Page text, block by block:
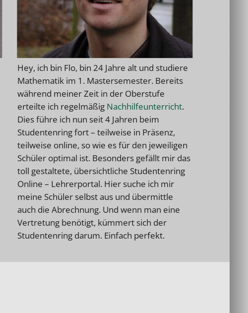
Hey, ich bin Flo, bin 24 Jahre alt und studiere
Mathematik im 1. Mastersemester. Bereits
während meiner Zeit in der Oberstufe
erteilte ich regelmäßig Nachhilfeunterricht.
Dies führe ich nun seit 4 Jahren beim
Studentenring fort – teilweise in Präsenz,
teilweise online, so wie es für den jeweiligen
Schüler optimal ist. Besonders gefällt mir das
toll gestaltete, übersichtliche Studentenring
Online – Lehrerportal. Hier suche ich mir
meine Schüler selbst aus und übermittle
auch die Abrechnung. Und wenn man eine
Vertretung benötigt, kümmert sich der
Studentenring darum. Einfach perfekt.